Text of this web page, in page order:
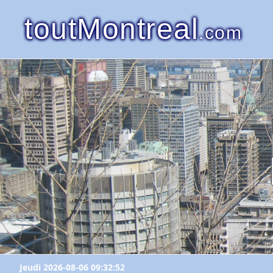
toutMontreal.com
Jeudi 2026-08-06 09:32:52